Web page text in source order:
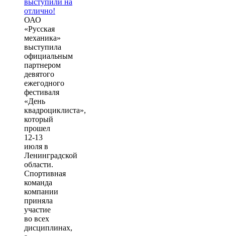
ОАО
«Русская
механика»
выступила
официальным
партнером
девятого
ежегодного
фестиваля
«День
квадроциклиста»,
который
прошел
12-13
июля в
Ленинградской
области.
Спортивная
команда
компании
приняла
участие
во всех
дисциплинах,